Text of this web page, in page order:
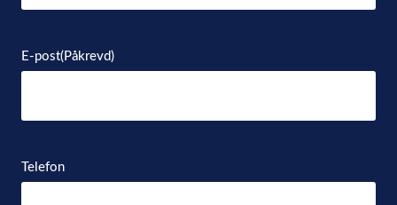
E-post(Påkrevd)
Telefon